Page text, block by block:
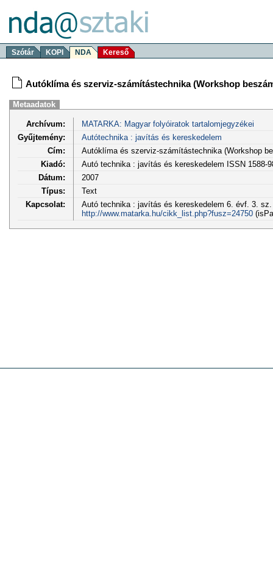
Szótár KOPI NDA Kereső
Autóklíma és szerviz-számítástechnika (Workshop
Metaadatok
Archívum:
MATARKA: Magyar folyóiratok tartalomjegyzékei
Gyűjtemény:
Autótechnika : javítás és kereskedelem
Cím:
Autóklíma és szerviz-számítástechnika (Workshop
Kiadó:
Autó technika : javítás és kereskedelem ISSN 1588-
Dátum:
2007
Típus:
Text
Kapcsolat:
Autó technika : javítás és kereskedelem 6. évf. 3. sz.
http://www.matarka.hu/cikk_list.php?fusz=24750